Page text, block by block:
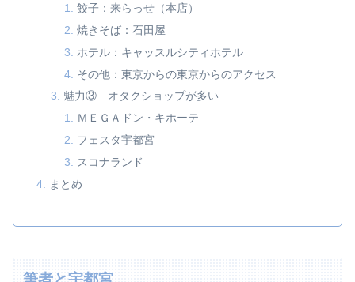
餃子：来らっせ（本店）
焼きそば：石田屋
ホテル：キャッスルシティホテル
その他：東京からの東京からのアクセス
魅力③ オタクショップが多い
ＭＥＧＡドン・キホーテ
フェスタ宇都宮
スコナランド
まとめ